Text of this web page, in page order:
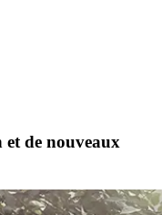
de nouveaux